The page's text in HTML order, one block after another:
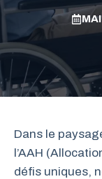
Dans le
l’AAH
défis uniques,